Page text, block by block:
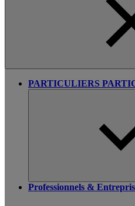
PARTICULIERS
Professionnels &